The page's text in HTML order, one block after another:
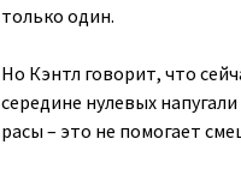
только один.
Но Кэнтл говорит, что
середине нулевых
расы – это не помогает